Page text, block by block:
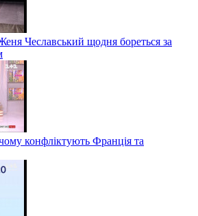
Чеславський щодня бореться за
конфліктують Франція та